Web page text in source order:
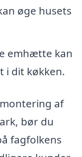
øge husets
emhætte kan
i dit køkken.
af
bør du
fagfolkens